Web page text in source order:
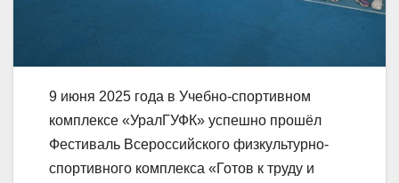
9 июня 2025 года в Учебно-спортивном
комплексе «УралГУФК» успешно прошёл
Фестиваль Всероссийского физкультурно-
спортивного комплекса «Готов к труду и